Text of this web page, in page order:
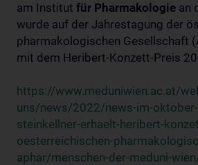
am Institut für Pharmakologie an
wurde auf der Jahrestagung der
pharmakologischen Gesellschaft
mit dem Heribert-Konzett-Preis
https://www.meduniwien.ac.at/
uns/news/2022/news-im-
steinkellner-erhaelt-heribert-
oesterreichischen-
aphar/menschen-der-meduni-